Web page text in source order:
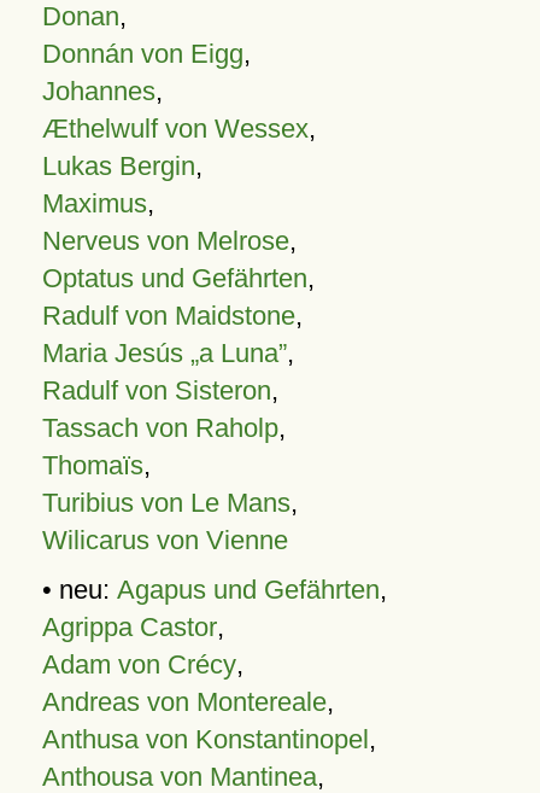
Donan,
Donnán von Eigg,
Johannes,
Æthelwulf von Wessex,
Lukas Bergin,
Maximus,
Nerveus von Melrose,
Optatus und Gefährten,
Radulf von Maidstone,
Maria Jesús „a Luna”,
Radulf von Sisteron,
Tassach von Raholp,
Thomaïs,
Turibius von Le Mans,
Wilicarus von Vienne
• neu: Agapus und Gefährten,
Agrippa Castor,
Adam von Crécy,
Andreas von Montereale,
Anthusa von Konstantinopel,
Anthousa von Mantinea,